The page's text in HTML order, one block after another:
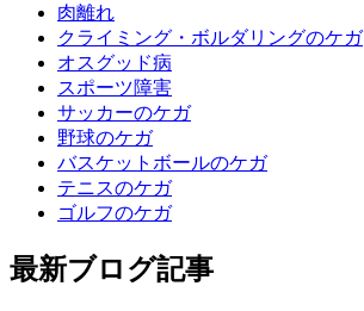
肉離れ
クライミング・ボルダリングのケガ
オスグッド病
スポーツ障害
サッカーのケガ
野球のケガ
バスケットボールのケガ
テニスのケガ
ゴルフのケガ
最新ブログ記事